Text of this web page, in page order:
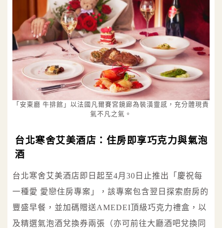
「安東廳 牛排館」以法國凡爾賽宮鏡廊為裝潢靈感，充分體現貴
氣不凡之氣。
台北寒舍艾美酒店：住房即享巧克力與氣泡
酒
台北寒舍艾美酒店即日起至4月30日止推出「慶祝每
一種愛 愛戀住房專案」，該專案包含翌日探索廚房的
豐盛早餐，並加碼贈送AMEDEI頂級巧克力禮盒，以
及精選氣泡酒兌換券兩張（亦可前往大廳酒吧兌換同